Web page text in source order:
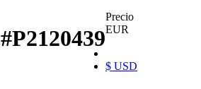
#P2120439
Precio
EUR
$ USD